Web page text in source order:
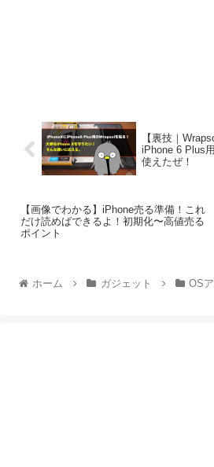
【裏技｜
iPhone 6 Plus
使えたぜ！
【画像でわかる】iPhone売る準備！これ
だけ読めばできるよ！初期化〜高値売る
ポイント
ホーム ガジェット OS